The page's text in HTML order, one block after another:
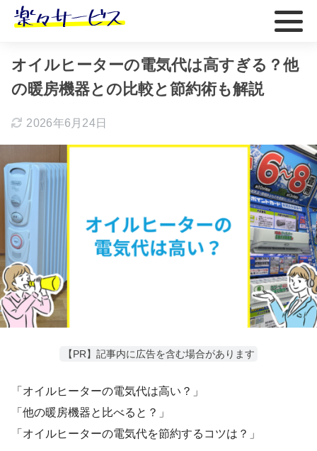
ホーム おすすめ
オイルヒーターの電気代は高すぎる？他
の暖房機器との比較と節約術も解説
2026年6月24日
【PR】記事内に広告を含む場合があります
「オイルヒーターの電気代は高い？」
「他の暖房機器と比べると？」
「オイルヒーターの電気代を節約するコツは？」